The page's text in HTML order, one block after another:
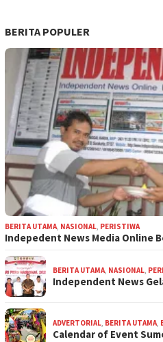
BERITA POPULER
BERITA UTAMA, NASIONAL, PERISTIWA
Indepedent News Media Online
BERITA UTAMA, NASIONAL,
Independent News
ADVERTORIAL, BERITA UTAMA,
Calendar of Event